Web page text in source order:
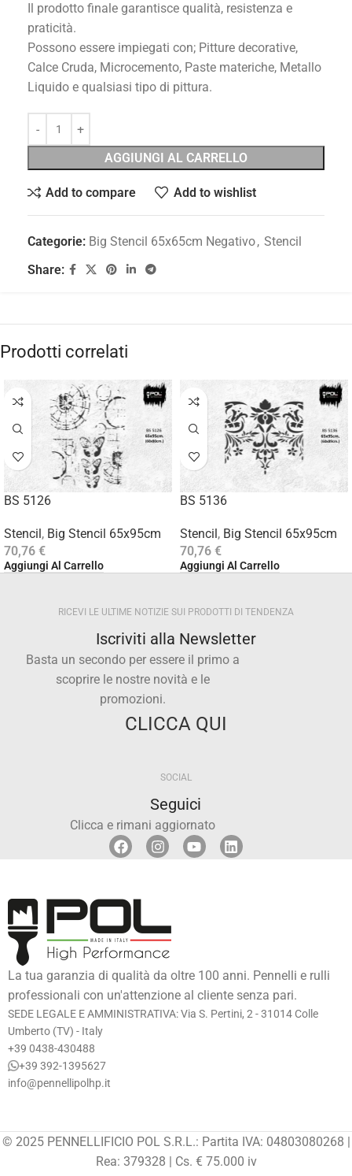
Il prodotto finale garantisce qualità, resistenza e
praticità.
Possono essere impiegati con; Pitture decorative,
Calce Cruda, Microcemento, Paste materiche, Metallo
Liquido e qualsiasi tipo di pittura.
AGGIUNGI AL CARRELLO
Add to compare Add to wishlist
Categorie: Big Stencil 65x65cm Negativo, Stencil
Share:
Prodotti correlati
BS 5126
Stencil, Big Stencil 65x95cm
70,76 €
Aggiungi Al Carrello
BS 5136
Stencil, Big Stencil 65x95cm
70,76 €
Aggiungi Al Carrello
RICEVI LE ULTIME NOTIZIE SUI PRODOTTI DI TENDENZA
Iscriviti alla Newsletter
Basta un secondo per essere il primo a
scoprire le nostre novità e le
promozioni.
CLICCA QUI
SOCIAL
Seguici
Clicca e rimani aggiornato
La tua garanzia di qualità da oltre 100 anni. Pennelli e rulli
professionali con un'attenzione al cliente senza pari.
SEDE LEGALE E AMMINISTRATIVA: Via S. Pertini, 2 - 31014 Colle
Umberto (TV) - Italy
+39 0438-430488
+39 392-1395627
info@pennellipolhp.it
© 2025 PENNELLIFICIO POL S.R.L.: Partita IVA: 04803080268 |
Rea: 379328 | Cs. € 75.000 iv